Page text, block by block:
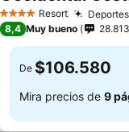
4 EstrellasResort
8,4 Muy bueno 28.813
De $106.580
Mira precios de 9